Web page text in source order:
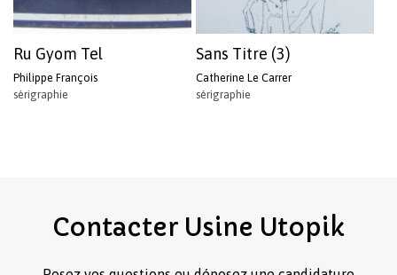
Ru Gyom Tel
Philippe François
sérigraphie
Sans Titre (3)
Catherine Le Carrer
sérigraphie
Contacter Usine Utopik